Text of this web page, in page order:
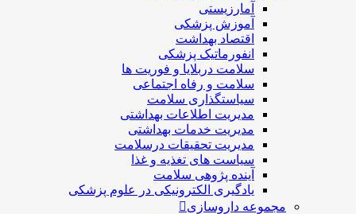
آمارزیستی
آموزش پزشکی
اقتصاد بهداشت
انفورماتیک پزشکی
سلامت دربلايا و فوريت ها
سلامت و رفاه اجتماعی
سیاستگذاری سلامت
مدیریت اطلاعات بهداشتی
مدیریت خدمات بهداشتی
مدیریت تحقیقات درسلامت
سیاست های تغذیه و غذا
آینده پژوهی سلامت
یادگیری الکترونیکی در علوم پزشکی
مجموعه داروسازی